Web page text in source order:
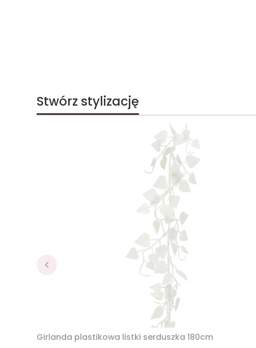
Stwórz stylizację
Girlanda plastikowa listki serduszka 180cm